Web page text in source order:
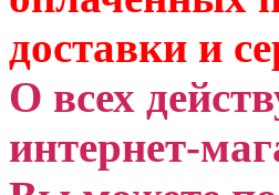
доставки и
О всех
интернет-